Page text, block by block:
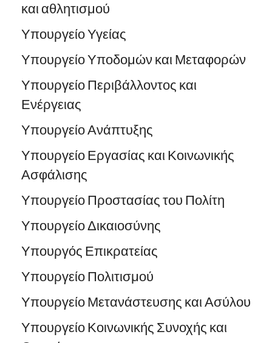
και αθλητισμού
Υπουργείο Υγείας
Υπουργείο Υποδομών και Μεταφορών
Υπουργείο Περιβάλλοντος και
Ενέργειας
Υπουργείο Ανάπτυξης
Υπουργείο Εργασίας και Κοινωνικής
Ασφάλισης
Υπουργείο Προστασίας του Πολίτη
Υπουργείο Δικαιοσύνης
Υπουργός Επικρατείας
Υπουργείο Πολιτισμού
Υπουργείο Μετανάστευσης και Ασύλου
Υπουργείο Κοινωνικής Συνοχής και